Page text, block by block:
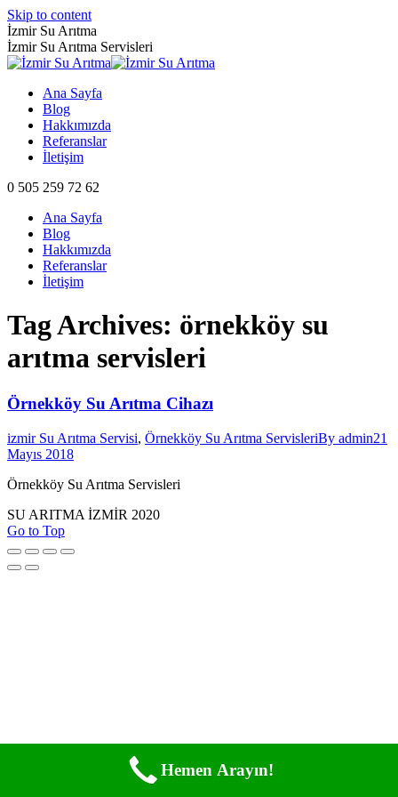
Skip to content
İzmir Su Arıtma
İzmir Su Arıtma Servisleri
Ana Sayfa
Blog
Hakkımızda
Referanslar
İletişim
0 505 259 72 62
Ana Sayfa
Blog
Hakkımızda
Referanslar
İletişim
Tag Archives: örnekköy su
arıtma servisleri
Örnekköy Su Arıtma Cihazı
izmir Su Arıtma Servisi, Örnekköy Su Arıtma ServisleriBy admin21
Mayıs 2018
Örnekköy Su Arıtma Servisleri
SU ARITMA İZMİR 2020
Go to Top
Hemen Arayın!